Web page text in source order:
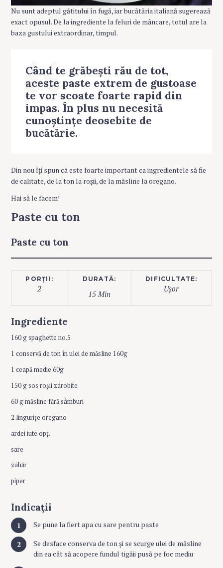
Nu sunt adeptul gătitului în fugă, iar bucătăria italiană sugerează
exact opusul. De la ingrediente la feluri de mâncare, totul are la
baza gustului extraordinar, timpul.
Când te grăbești rău de tot,
aceste paste extrem de gustoase
te vor scoate foarte rapid din
impas. În plus nu necesită
cunoștințe deosebite de
bucătărie.
Din nou îți spun că este foarte important ca ingredientele să fie
de calitate, de la ton la roșii, de la măsline la oregano.
Hai să le facem!
Paste cu ton
Paste cu ton
PORȚII:
2
DURATĂ:
15 Min
DIFICULTATE:
Ușor
Ingrediente
160 g spaghette no.5
1 conservă de ton în ulei de măsline 160g
1 ceapă medie 60g
150 g sos roșii zdrobite
60 g măsline fără sâmburi
2 lingurițe oregano
ardei iute opț.
sare
zahăr
piper
Indicații
Se pune la fiert apa cu sare pentru paste
Se desface conserva de ton și se scurge ulei de măsline
din ea cât să acopere fundul tigăii pusă pe foc mediu